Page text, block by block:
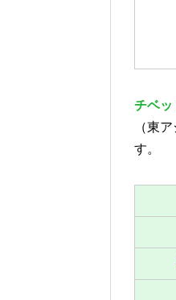
チベッ
（東
す。